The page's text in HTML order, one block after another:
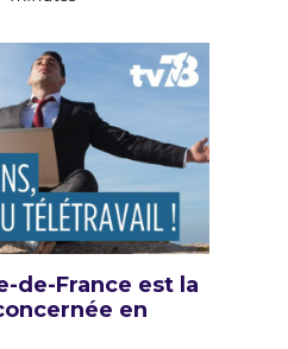
de-France est la
en